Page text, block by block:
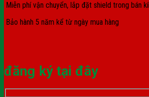
Miễn phí vận chuyển, lắp đặt shield trong bán
Bảo hành 5 năm kể từ ngày mua hàng
đăng ký tại đây